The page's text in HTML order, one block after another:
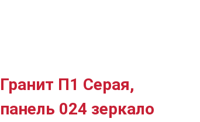
Гранит П1 Серая,
панель 024 зеркало